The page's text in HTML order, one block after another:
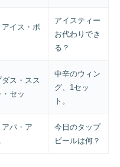
アイス・ボ
アイスティー
お代わりでき
る？
ス・スス
セッ
中辛のウィン
グ、1セッ
ト。
パ・ア
今日のタップ
ビールは何？